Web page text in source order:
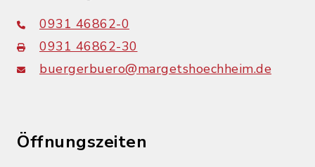
0931 46862-0
0931 46862-30
buergerbuero@margetshoechheim.de
Öffnungszeiten